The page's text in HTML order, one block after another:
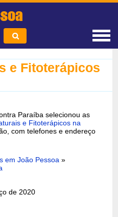
e Fitoterápicos
Paraíba selecionou as
e Fitoterápicos na
com telefones e endereço
em João Pessoa »
de 2020